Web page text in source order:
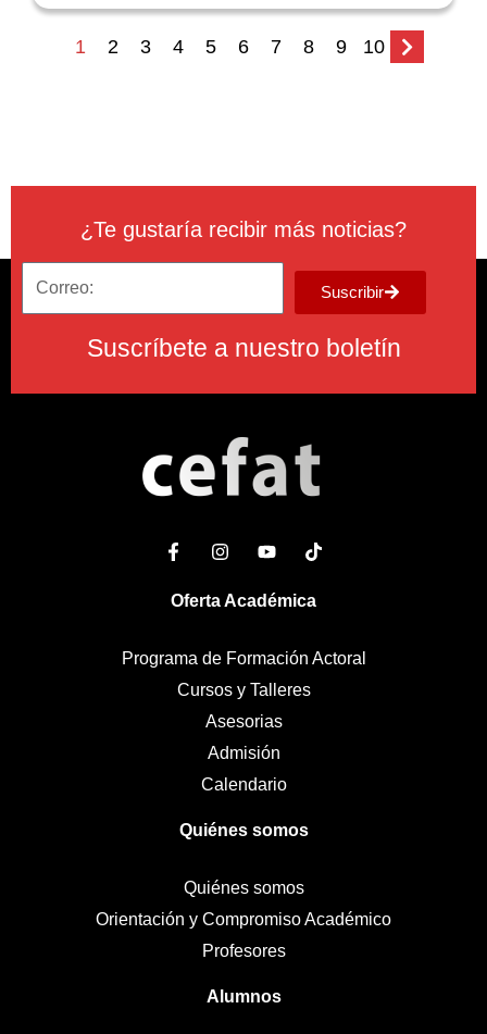
1 2 3 4 5 6 7 8 9 10
Suscríbete a nuestro boletín
¿Te gustaría recibir más noticias?
Suscribir
Oferta Académica
Programa de Formación Actoral
Cursos y Talleres
Asesorias
Admisión
Calendario
Quiénes somos
Quiénes somos
Orientación y Compromiso Académico
Profesores
Alumnos